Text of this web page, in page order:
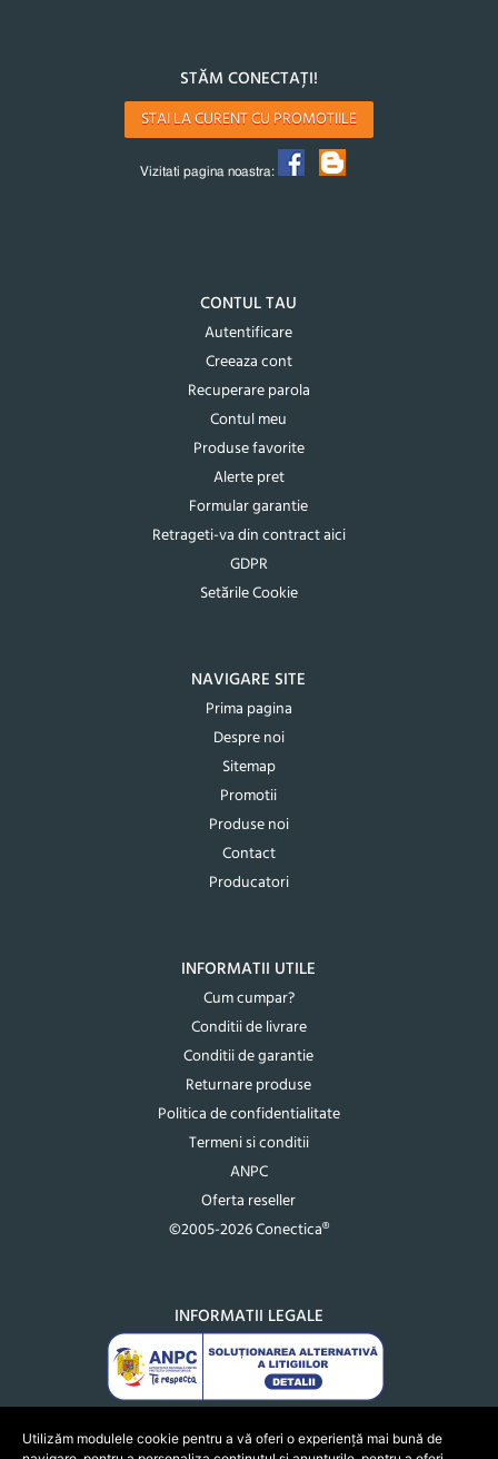
STĂM CONECTAȚI!
STAI LA CURENT CU PROMOTIILE
Vizitati pagina noastra:
CONTUL TAU
Autentificare
Creeaza cont
Recuperare parola
Contul meu
Produse favorite
Alerte pret
Formular garantie
Retrageti-va din contract aici
GDPR
Setările Cookie
NAVIGARE SITE
Prima pagina
Despre noi
Sitemap
Promotii
Produse noi
Contact
Producatori
INFORMATII UTILE
Cum cumpar?
Conditii de livrare
Conditii de garantie
Returnare produse
Politica de confidentialitate
Termeni si conditii
ANPC
Oferta reseller
©2005-2026 Conectica®
INFORMATII LEGALE
Utilizăm modulele cookie pentru a vă oferi o experiență mai bună de